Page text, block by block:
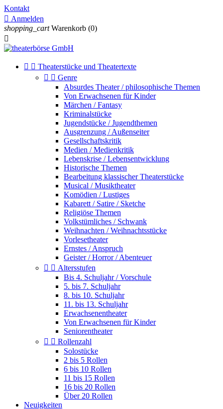
Kontakt
 Anmelden
shopping_cart Warenkorb (0)

  Theaterstücke und Theatertexte
  Genre
Absurdes Theater / philosophische Themen
Von Erwachsenen für Kinder
Märchen / Fantasy
Kriminalstücke
Jugendstücke / Jugendthemen
Ausgrenzung / Außenseiter
Gesellschaftskritik
Medien / Medienkritik
Lebenskrise / Lebensentwicklung
Historische Themen
Bearbeitung klassischer Theaterstücke
Musical / Musiktheater
Komödien / Lustiges
Kabarett / Satire / Sketche
Religiöse Themen
Volkstümliches / Schwank
Weihnachten / Weihnachtsstücke
Vorlesetheater
Ernstes / Anspruch
Geister / Horror / Abenteuer
  Altersstufen
Bis 4. Schuljahr / Vorschule
5. bis 7. Schuljahr
8. bis 10. Schuljahr
11. bis 13. Schuljahr
Erwachsenentheater
Von Erwachsenen für Kinder
Seniorentheater
  Rollenzahl
Solostücke
2 bis 5 Rollen
6 bis 10 Rollen
11 bis 15 Rollen
16 bis 20 Rollen
Über 20 Rollen
Neuigkeiten